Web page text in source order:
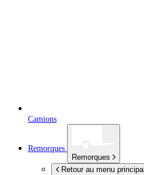
Camions
Remorques
Remorques
Retour au menu principal